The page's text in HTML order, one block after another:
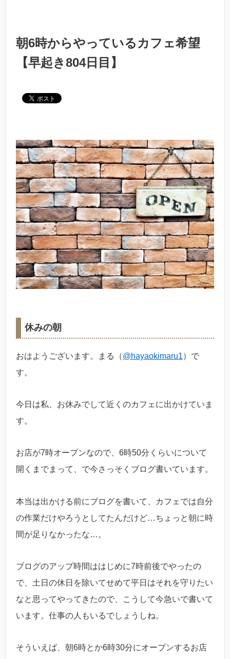
朝6時からやっているカフェ希望
【早起き804日目】
休みの朝
おはようございます。まる（@hayaokimaru1）で
す。
今日は私、お休みでして近くのカフェに出かけていま
す。
お店が7時オープンなので、6時50分くらいについて
開くまでまって、で今さっそくブログ書いています。
本当は出かける前にブログを書いて、カフェでは自分
の作業だけやろうとしてたんだけど…ちょっと朝に時
間が足りなかったな…。
ブログのアップ時間ははじめに7時前後でやったの
で、土日の休日を除いてせめて平日はそれを守りたい
なと思ってやってきたので、こうして今急いで書いて
います。仕事の人もいるでしょうしね。
そういえば、朝6時とか6時30分にオープンするお店